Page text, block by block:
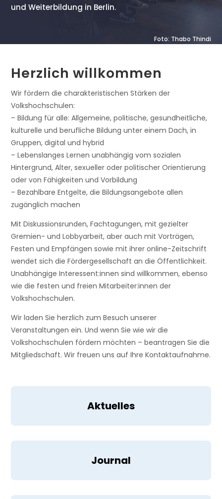
und Weiterbildung in Berlin.
Foto: Thabo Thindi
Herzlich willkommen
Wir fördern die charakteristischen Stärken der
Volkshochschulen:
– Bildung für alle: Allgemeine, politische, gesundheitliche,
kulturelle und berufliche Bildung unter einem Dach, in
Gruppen, digital und hybrid
– Lebenslanges Lernen unabhängig vom sozialen
Hintergrund, Alter, sexueller oder politischer Orientierung
oder von Fähigkeiten und Vorbildung
– Bezahlbare Entgelte, die Bildungsangebote allen
zugänglich machen
Mit Diskussionsrunden, Fachtagungen, mit gezielter
Gremien- und Lobbyarbeit, aber auch mit Vorträgen,
Festen und Empfängen sowie mit ihrer online-Zeitschrift
wendet sich die Fördergesellschaft an die Öffentlichkeit.
Unabhängige Interessent:innen sind willkommen, ebenso
wie die festen und freien Mitarbeiter:innen der
Volkshochschulen.
Wir laden Sie herzlich zum Besuch unserer
Veranstaltungen ein. Und wenn Sie wie wir die
Volkshochschulen fördern möchten – beantragen Sie die
Mitgliedschaft. Wir freuen uns auf Ihre Kontaktaufnahme.
Aktuelles
Journal